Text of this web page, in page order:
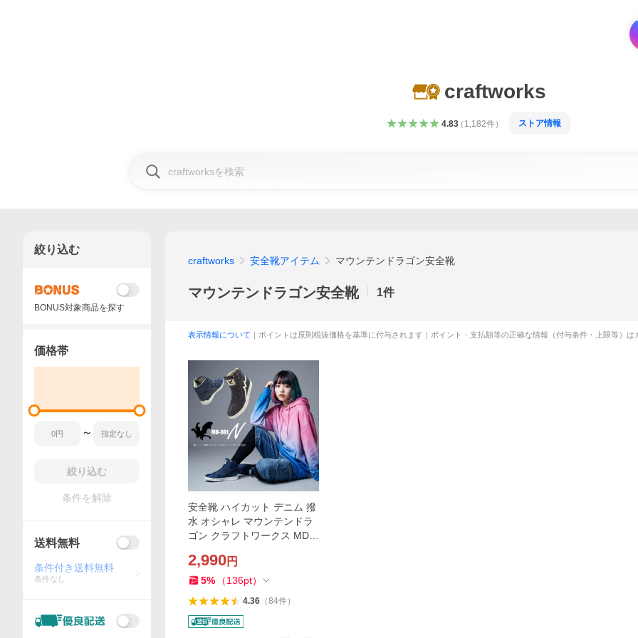
craftworks
4.83（ 1,182件） ストア情報
craftworks 安全靴アイテム マウンテンドラゴン安全靴
マウンテンドラゴン安全靴 1件
表示情報について ｜ポイントは原則税抜価格を基準に付与されます｜ポイント・支払額等の正確な情報（付与条件・上限等）
安全靴 ハイカット デニム 撥
水 オシャレ マウンテンドラ
ゴン クラフトワークス MD-0
2,990円
5% （136pt）
4.36（84件）
絞り込む
BONUS対象商品を探す
価格帯
〜
絞り込む
条件を解除
送料無料
条件付き送料無料
条件なし